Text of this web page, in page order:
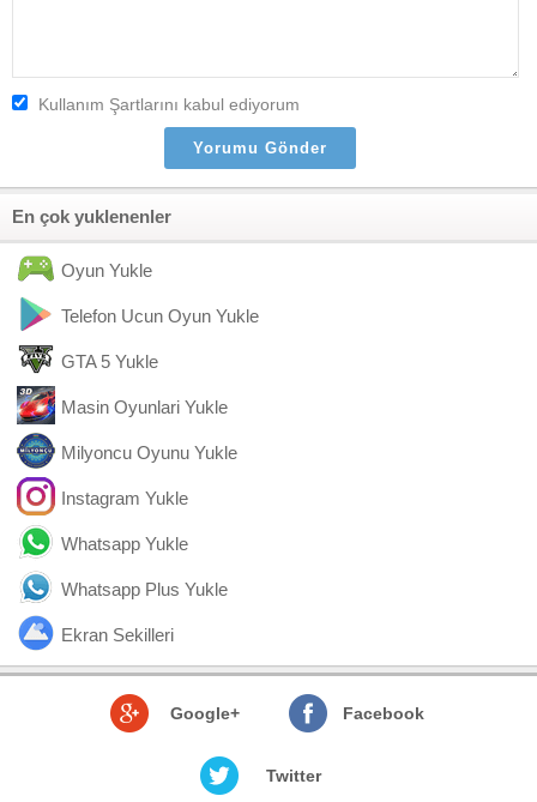
Kullanım Şartlarını kabul ediyorum
En çok yuklenenler
Oyun Yukle
Telefon Ucun Oyun Yukle
GTA 5 Yukle
Masin Oyunlari Yukle
Milyoncu Oyunu Yukle
Instagram Yukle
Whatsapp Yukle
Whatsapp Plus Yukle
Ekran Sekilleri
Google+ Facebook
Twitter